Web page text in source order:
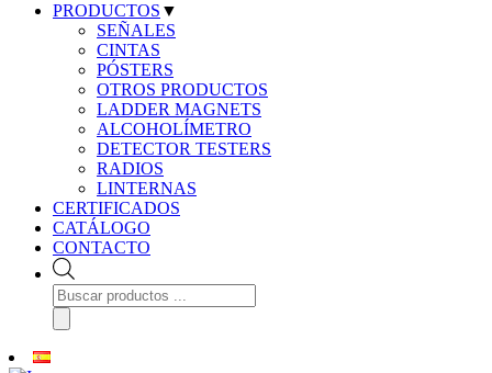
PRODUCTOS ▼
SEÑALES
CINTAS
PÓSTERS
OTROS PRODUCTOS
LADDER MAGNETS
ALCOHOLÍMETRO
DETECTOR TESTERS
RADIOS
LINTERNAS
CERTIFICADOS
CATÁLOGO
CONTACTO
Búsqueda
de
productos